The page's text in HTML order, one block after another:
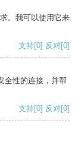
。我可以使用它来
支持[0] 反对[0]
全性的连接，并帮
支持[0] 反对[0]